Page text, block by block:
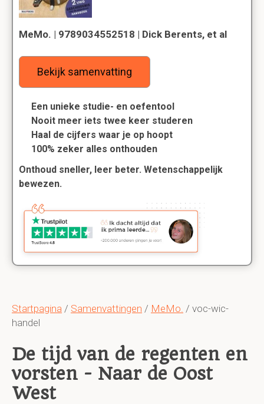
Startpagina / Samenvattingen / MeMo. / voc-wic-
handel
De tijd van de regenten en
vorsten - Naar de Oost
West
MeMo. | 9789034552518 | Dick Berents, et al
Bekijk samenvatting
Een unieke studie- en oefentool
Nooit meer iets twee keer studeren
Haal de cijfers waar je op hoopt
100% zeker alles onthouden
Onthoud sneller, leer beter. Wetenschappelijk
bewezen.